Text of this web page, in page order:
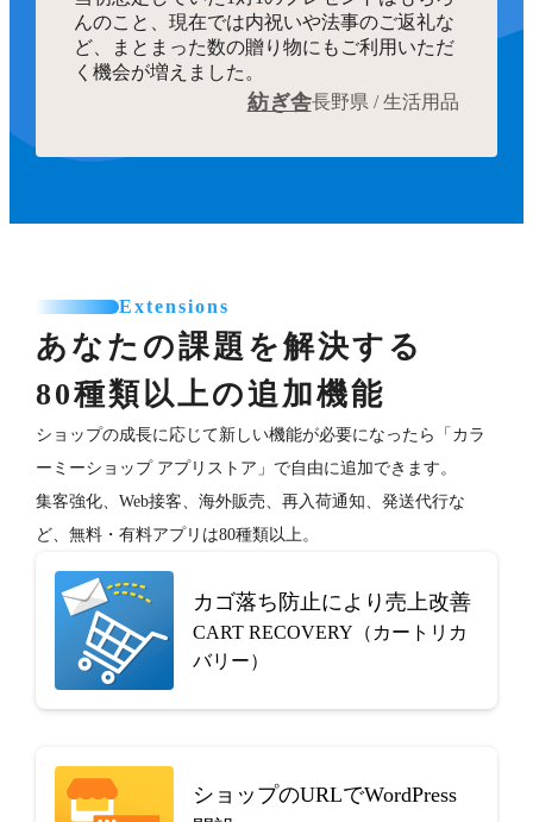
んのこと、現在では内祝いや法事のご返礼な
ど、まとまった数の贈り物にもご利用いただ
く機会が増えました。
紡ぎ舎長野県 / 生活用品
Extensions
あなたの課題を解決する
80種類以上の追加機能
ショップの成長に応じて新しい機能が必要になったら「カラ
ーミーショップ アプリストア」で自由に追加できます。
集客強化、Web接客、海外販売、再入荷通知、発送代行な
ど、無料・有料アプリは80種類以上。
カゴ落ち防止により売上改善
CART RECOVERY（カートリカ
バリー）
ショップのURLでWordPress